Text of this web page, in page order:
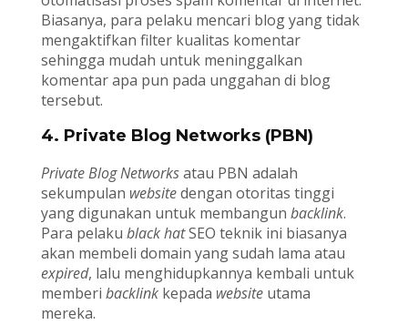
Biasanya, para pelaku mencari blog yang tidak
mengaktifkan filter kualitas komentar
sehingga mudah untuk meninggalkan
komentar apa pun pada unggahan di blog
tersebut.
4. Private Blog Networks (PBN)
Private Blog Networksatau PBN adalah
sekumpulan websitedengan otoritas tinggi
yang digunakan untuk membangun backlink.
Para pelaku black hatSEO teknik ini biasanya
akan membeli domain yang sudah lama atau
expired, lalu menghidupkannya kembali untuk
memberi backlinkkepada website utama
mereka.